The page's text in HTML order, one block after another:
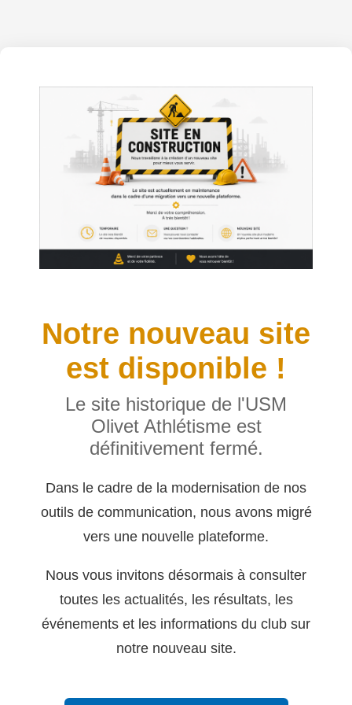
Notre nouveau site
est disponible !
Le site historique de l'USM
Olivet Athlétisme est
définitivement fermé.
Dans le cadre de la modernisation de nos
outils de communication, nous avons migré
vers une nouvelle plateforme.
Nous vous invitons désormais à consulter
toutes les actualités, les résultats, les
événements et les informations du club sur
notre nouveau site.